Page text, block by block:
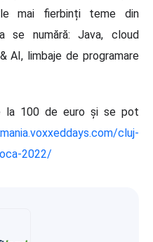
mai fierbinți teme din
se numără: Java, cloud
AI, limbaje de programare
la 100 de euro și se pot
cluj-
2022/